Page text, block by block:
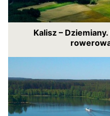
Kalisz –